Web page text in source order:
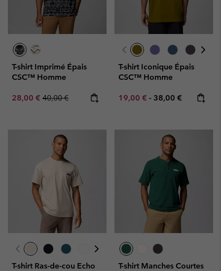
T-shirt Imprimé Épais
CSC™ Homme
Sale price:
28,00 € Regular price:
40,00 €
T-shirt Iconique Épais
CSC™ Homme
Minimum sale price:
19,00 € - Maximum price:
38,00 €
T-shirt Ras-de-cou Echo T-shirt Manches Courtes